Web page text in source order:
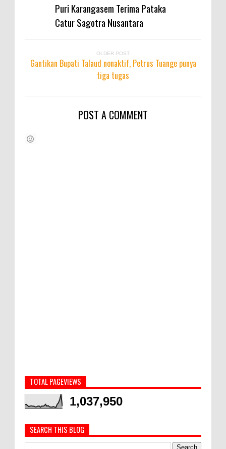
Puri Karangasem Terima Pataka
Catur Sagotra Nusantara
OLDER POST
Gantikan Bupati Talaud nonaktif, Petrus Tuange punya
tiga tugas
POST A COMMENT
TOTAL PAGEVIEWS
1,037,950
SEARCH THIS BLOG